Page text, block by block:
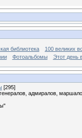
библиотека
100 великих
Фотоальбомы Этот день
[295]
адмиралов,